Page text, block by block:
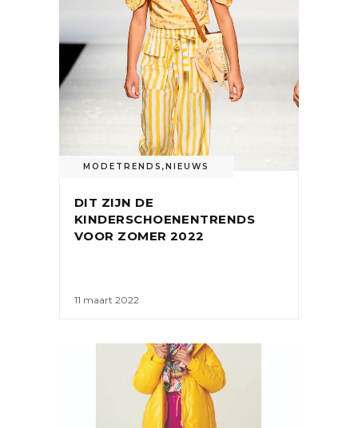
MODETRENDS , NIEUWS
DIT ZIJN DE
KINDERSCHOENENTRENDS
VOOR ZOMER 2022
11 maart 2022